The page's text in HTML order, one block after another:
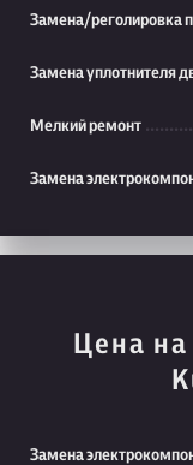
Замена/реголировка
Замена уплотнителя
Мелкий ремонт
Замена
Цена
Замена